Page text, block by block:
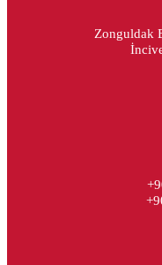
Zonguldak